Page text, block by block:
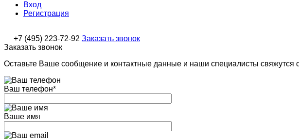
Вход
Регистрация
+7 (495) 223-72-92 Заказать звонок
Заказать звонок
Оставьте Ваше сообщение и контактные данные и наши специалисты
Ваш телефон*
Ваше имя